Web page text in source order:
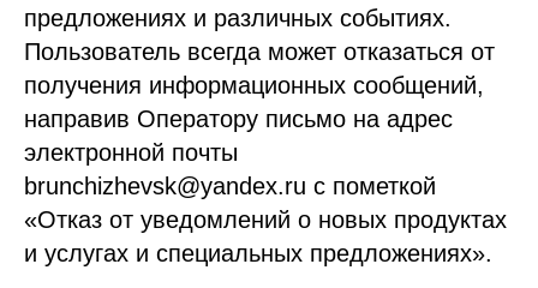
предложениях и различных событиях.
Пользователь всегда может отказаться от
получения информационных сообщений,
направив Оператору письмо на адрес
электронной почты
brunchizhevsk@yandex.ru с пометкой
«Отказ от уведомлений о новых продуктах
и услугах и специальных предложениях».